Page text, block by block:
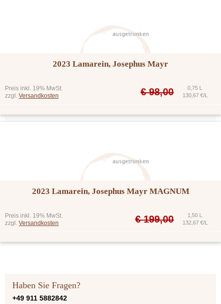
2023 Lamarein, Josephus Mayr
Preis inkl. 19% MwSt.
zzgl. Versandkosten €98,00
0,75 L
130,67 €/L
2023 Lamarein, Josephus Mayr MAGNUM
Preis inkl. 19% MwSt.
zzgl. Versandkosten €199,00
1,50 L
132,67 €/L
Haben Sie Fragen?
+49 911 5882842